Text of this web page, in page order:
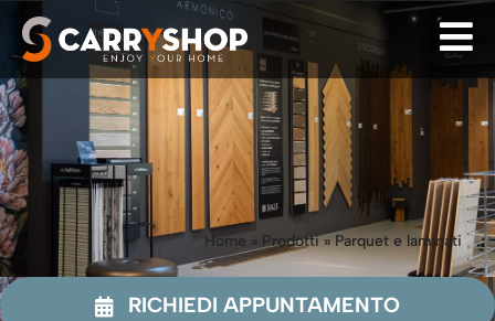
Skip
to
content
Home » Prodotti»Parquet e laminati
RICHIEDI APPUNTAMENTO